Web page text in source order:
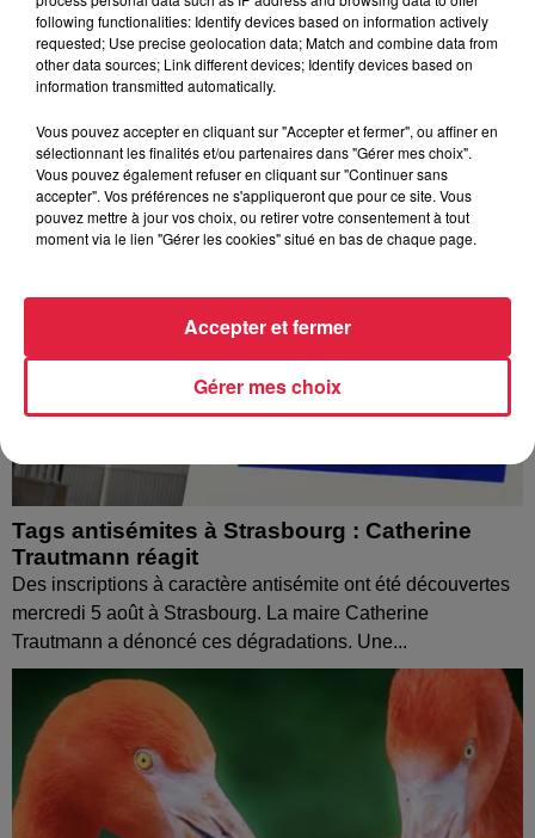
À Hoerdt, de l’eau brune sort des robinets
Depuis plusieurs jours, des habitants de Hoerdt ont vu de
l’eau brune s’écouler de leurs robinets. Face aux
nombreuses interrogations, la municipalité a pris...
Tags antisémites à Strasbourg : Catherine
Trautmann réagit
Des inscriptions à caractère antisémite ont été découvertes
mercredi 5 août à Strasbourg. La maire Catherine
Trautmann a dénoncé ces dégradations. Une...
following functionalities: Identify devices based on information actively
requested; Use precise geolocation data; Match and combine data from
other data sources; Link different devices; Identify devices based on
information transmitted automatically.
Vous pouvez accepter en cliquant sur "Accepter et fermer", ou affiner en
sélectionnant les finalités et/ou partenaires dans "Gérer mes choix".
Vous pouvez également refuser en cliquant sur "Continuer sans
accepter". Vos préférences ne s'appliqueront que pour ce site. Vous
pouvez mettre à jour vos choix, ou retirer votre consentement à tout
moment via le lien "Gérer les cookies" situé en bas de chaque page.
Gérer mes choix
Accepter et fermer